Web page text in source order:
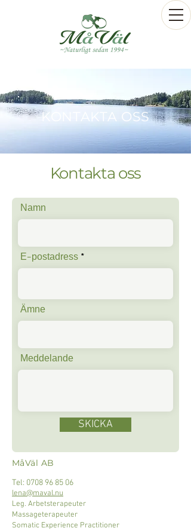
KONTAKTA OSS
Kontakta oss
Namn
E-postadress
Ämne
Meddelande
SKICKA
MåVäl AB
Tel: 0708 96 85 06
lena@maval.nu
​Leg. Arbetsterapeuter
Massageterapeuter
Somatic Experience Practitioner